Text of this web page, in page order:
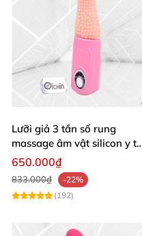
Lưỡi giả 3 tần số rung
massage âm vật silicon y tế
an toàn
650.000₫
833.000₫
-22%
(192)